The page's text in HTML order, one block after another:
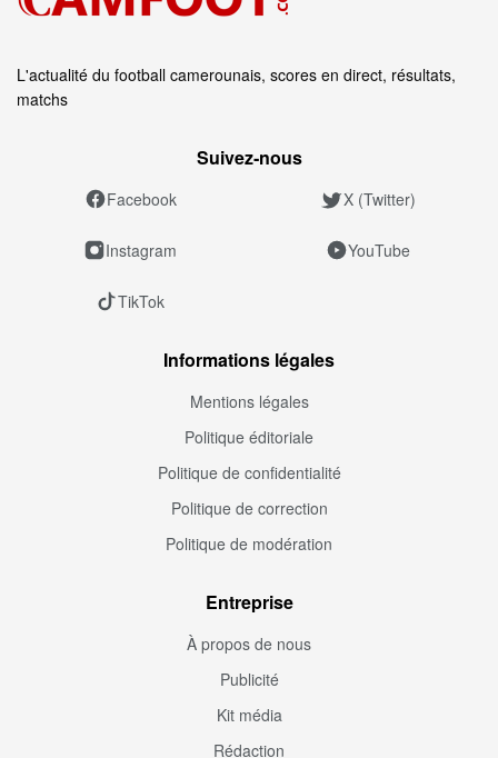
L'actualité du football camerounais, scores en direct, résultats,
matchs
Suivez‑nous
Facebook X (Twitter)
Instagram YouTube
TikTok
Informations légales
Mentions légales
Politique éditoriale
Politique de confidentialité
Politique de correction
Politique de modération
Entreprise
À propos de nous
Publicité
Kit média
Rédaction